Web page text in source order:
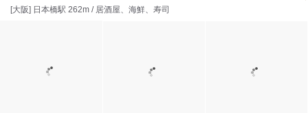
[大阪] 日本橋駅 262m / 居酒屋、海鮮、寿司